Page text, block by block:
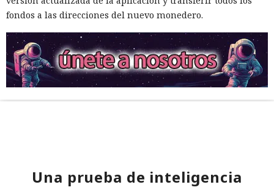
fondos a las direcciones del nuevo monedero.
Una prueba de inteligencia